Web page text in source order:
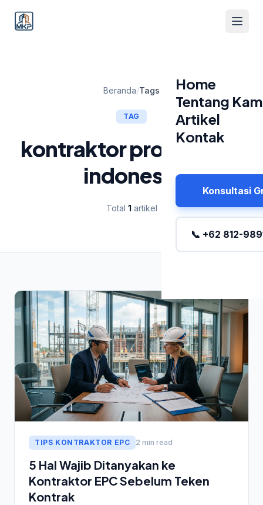
Home
Tentang
Artikel
Kontak
Konsultasi
📞 +62 812-
Beranda/Tags
TAG
kontraktor profesional
indonesia
Total 1 artikel
TIPS KONTRAKTOR EPC 2 min read
5 Hal Wajib Ditanyakan ke
Kontraktor EPC Sebelum Teken
Kontrak